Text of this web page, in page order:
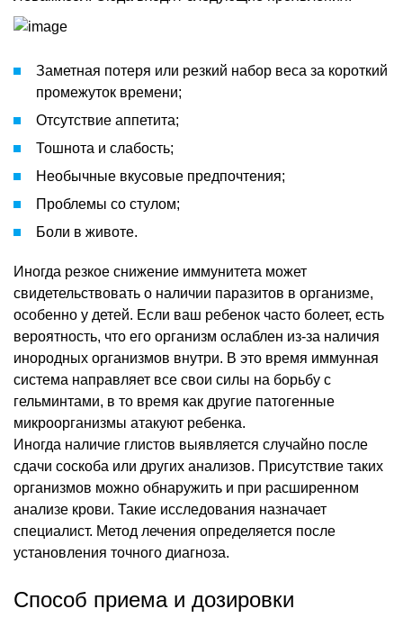
Заметная потеря или резкий набор веса за короткий
промежуток времени;
Отсутствие аппетита;
Тошнота и слабость;
Необычные вкусовые предпочтения;
Проблемы со стулом;
Боли в животе.
Иногда резкое снижение иммунитета может
свидетельствовать о наличии паразитов в организме,
особенно у детей. Если ваш ребенок часто болеет, есть
вероятность, что его организм ослаблен из-за наличия
инородных организмов внутри. В это время иммунная
система направляет все свои силы на борьбу с
гельминтами, в то время как другие патогенные
микроорганизмы атакуют ребенка.
Иногда наличие глистов выявляется случайно после
сдачи соскоба или других анализов. Присутствие таких
организмов можно обнаружить и при расширенном
анализе крови. Такие исследования назначает
специалист. Метод лечения определяется после
установления точного диагноза.
Способ приема и дозировки